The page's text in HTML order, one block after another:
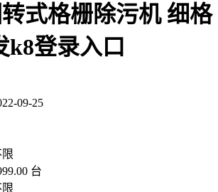
式格栅除污机 细格
k8登录入口
09-25
限
台
限